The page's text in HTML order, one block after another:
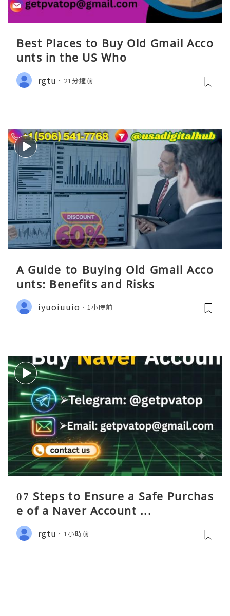
Best Places to Buy Old Gmail Acco
unts in the US Who
rgtu 21分鐘前
A Guide to Buying Old Gmail Acco
unts: Benefits and Risks
iyuoiuuio 1小時前
07 Steps to Ensure a Safe Purchas
e of a Naver Account ...
rgtu 1小時前